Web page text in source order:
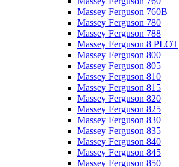
Massey Ferguson 760B
Massey Ferguson 780
Massey Ferguson 788
Massey Ferguson 8 PLOT
Massey Ferguson 800
Massey Ferguson 805
Massey Ferguson 810
Massey Ferguson 815
Massey Ferguson 820
Massey Ferguson 825
Massey Ferguson 830
Massey Ferguson 835
Massey Ferguson 840
Massey Ferguson 845
Massey Ferguson 850